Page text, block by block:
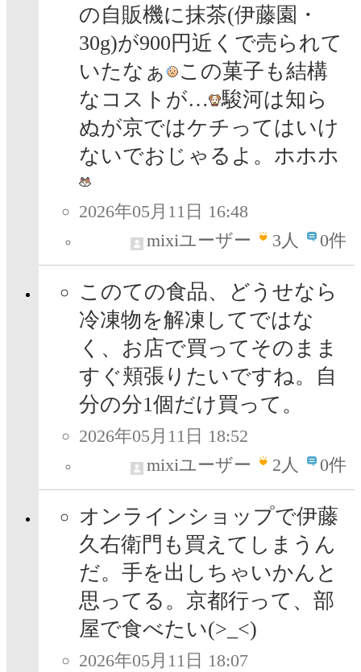
の自販機に抹茶(伊藤園・
30g)が900円近くで売られて
いたなぁ
この菓子も結構
なコストが…
駿河は知ら
ぬが京ではケチってはいけ
ないでおじゃるよ。ホホホ
2026年05月11日 16:48
mixiユーザー
3人 0件
このての食品、どうせなら
冷凍物を解凍してではな
く、お店で買ってそのまま
すぐ頬張りたいですね。自
分の分1個だけ買って。
2026年05月11日 18:52
mixiユーザー
2人 0件
オンラインショップで伊藤
久右衛門も買えてしまうん
だ。手を出しちゃいかんと
思ってる。京都行って、部
屋で食べたい(>_<)
2026年05月11日 18:07